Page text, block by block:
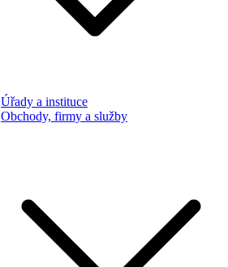
Úřady a instituce
Obchody, firmy a služby